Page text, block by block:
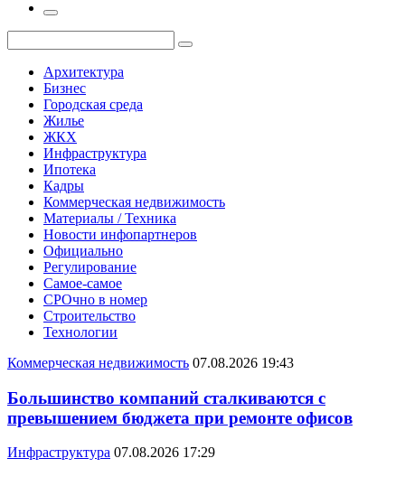
Архитектура
Бизнес
Городская среда
Жилье
ЖКХ
Инфраструктура
Ипотека
Кадры
Коммерческая недвижимость
Материалы / Техника
Новости инфопартнеров
Официально
Регулирование
Самое-самое
СРОчно в номер
Строительство
Технологии
Коммерческая недвижимость 07.08.2026 19:43
Большинство компаний сталкиваются с
превышением бюджета при ремонте офисов
Инфраструктура 07.08.2026 17:29